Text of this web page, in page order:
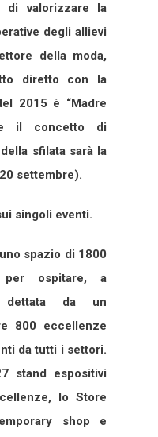
di valorizzare la
degli allievi
della moda,
diretto con la
2015 è “Madre
il concetto di
sfilata sarà la
settembre).
singoli eventi.
spazio di 1800
ospitare, a
dettata da un
800 eccellenze
da tutti i settori.
stand espositivi
lo Store
shop e